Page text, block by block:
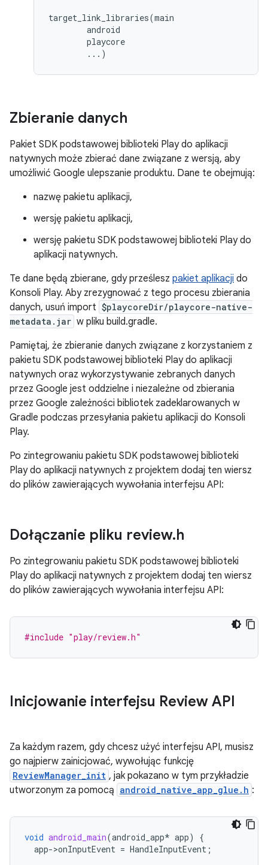
target_link_libraries(main
        android
        playcore
Zbieranie danych
Pakiet SDK podstawowej biblioteki Play do aplikacji
natywnych może zbierać dane związane z wersją, aby
umożliwić Google ulepszanie produktu. Dane te obejmują:
nazwę pakietu aplikacji,
wersję pakietu aplikacji,
wersję pakietu SDK podstawowej biblioteki Play do
aplikacji natywnych.
Te dane będą zbierane, gdy prześlesz pakiet aplikacji do
Konsoli Play. Aby zrezygnować z tego procesu zbierania
danych, usuń import $playcoreDir/playcore-native-
metadata.jar w pliku build.gradle.
Pamiętaj, że zbieranie danych związane z korzystaniem z
pakietu SDK podstawowej biblioteki Play do aplikacji
natywnych oraz wykorzystywanie zebranych danych
przez Google jest oddzielne i niezależne od zbierania
przez Google zależności bibliotek zadeklarowanych w
Gradle podczas przesyłania pakietu aplikacji do Konsoli
Play.
Po zintegrowaniu pakietu SDK podstawowej biblioteki
Play do aplikacji natywnych z projektem dodaj ten wiersz
do plików zawierających wywołania interfejsu API:
Dołączanie pliku review.h
Po zintegrowaniu pakietu SDK podstawowej biblioteki
Play do aplikacji natywnych z projektem dodaj ten wiersz
do plików zawierających wywołania interfejsu API:
#include "play/review.h"
Inicjowanie interfejsu Review API
Za każdym razem, gdy chcesz użyć interfejsu API, musisz
go najpierw zainicjować, wywołując funkcję
ReviewManager_init , jak pokazano w tym przykładzie
utworzonym za pomocą android_native_app_glue.h :
void android_main(android_app* app)
{
app->onInputEvent = HandleInputEvent ;